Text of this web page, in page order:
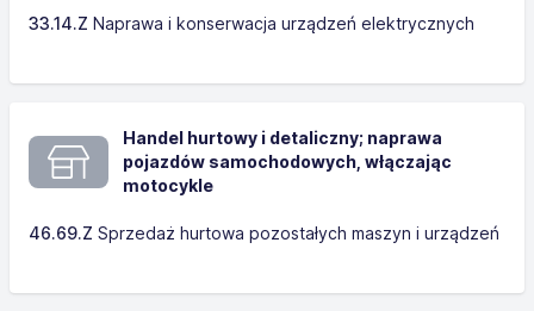
33.14.Z Naprawa i konserwacja urządzeń elektrycznych
Handel hurtowy i detaliczny; naprawa
pojazdów samochodowych, włączając
motocykle
46.69.Z Sprzedaż hurtowa pozostałych maszyn i urządzeń